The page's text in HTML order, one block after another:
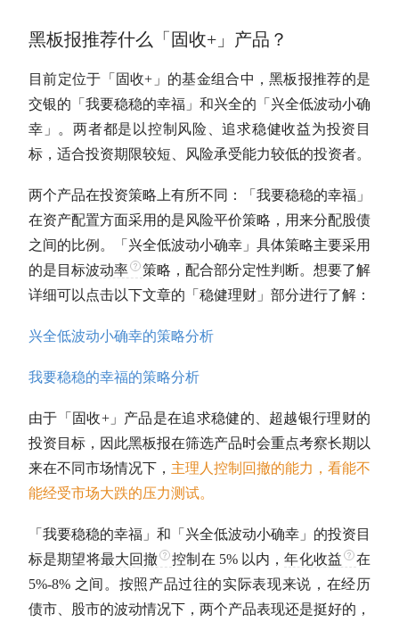
黑板报推荐什么「 固收+」产品？
目前定位于「 固收+」的基金组合中，黑板报推荐的是
交银的「我要稳稳的幸福」和兴全的「兴全低波动小确
幸」。两者都是以控制风险、追求稳健收益为投资目
标，适合投资期限较短、风险承受能力较低的投资者。
两个产品在投资策略上有所不同：「我要稳稳的幸福」
在资产配置方面采用的是风险平价策略，用来分配股债
之间的比例。「兴全低波动小确幸」具体策略主要采用
的是目标波动率
策略，配合部分定性判断。想要了解
详细可以点击以下文章的「稳健理财」部分进行了解：
兴全低波动小确幸的策略分析
我要稳稳的幸福的策略分析
由于「 固收+」产品是在追求稳健的、超越银行理财的
投资目标，因此黑板报在筛选产品时会重点考察长期以
来在不同市场情况下， 主理人控制回撤的能力，看能不
能经受市场大跌的压力测试。
「我要稳稳的幸福」和「兴全低波动小确幸」的投资目
标是期望将最大回撤 控制在 5% 以内，年化收益
在
5%-8% 之间。按照产品过往的实际表现来说，在经历
债市、股市的波动情况下，两个产品表现还是挺好的，